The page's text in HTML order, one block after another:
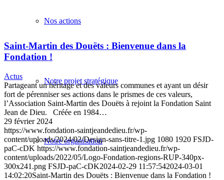
Nos actions
Notre projet stratégique
Notre organisation
Saint-Martin des Douëts : Bienvenue dans la
Fondation !
Actus
Partageant un héritage et des valeurs communes et ayant un désir
fort de pérenniser ses actions dans le prismes de ces valeurs,
l’Association Saint-Martin des Douëts à rejoint la Fondation Saint
Jean de Dieu. Créée en 1984…
29 février 2024
https://www.fondation-saintjeandedieu.fr/wp-
content/uploads/2024/02/Design-sans-titre-1.jpg 1080 1920 FSJD-
paC-cDK https://www.fondation-saintjeandedieu.fr/wp-
content/uploads/2022/05/Logo-Fondation-regions-RUP-340px-
300x241.png FSJD-paC-cDK2024-02-29 11:57:542024-03-01
14:02:20Saint-Martin des Douëts : Bienvenue dans la Fondation !